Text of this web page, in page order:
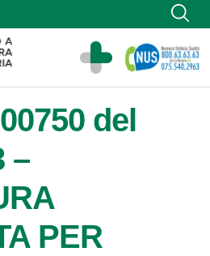
Maria di Terni
del
–
PER